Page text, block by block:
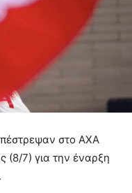
στο AXA
(8/7) για την έναρξη